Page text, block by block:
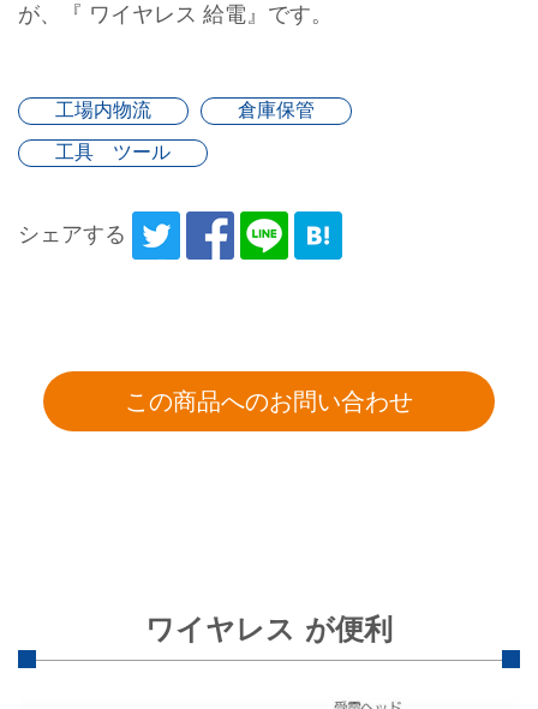
が、『 ワイヤレス 給電』です。
工場内物流 倉庫保管
工具 ツール
シェアする
ワイヤレス が便利